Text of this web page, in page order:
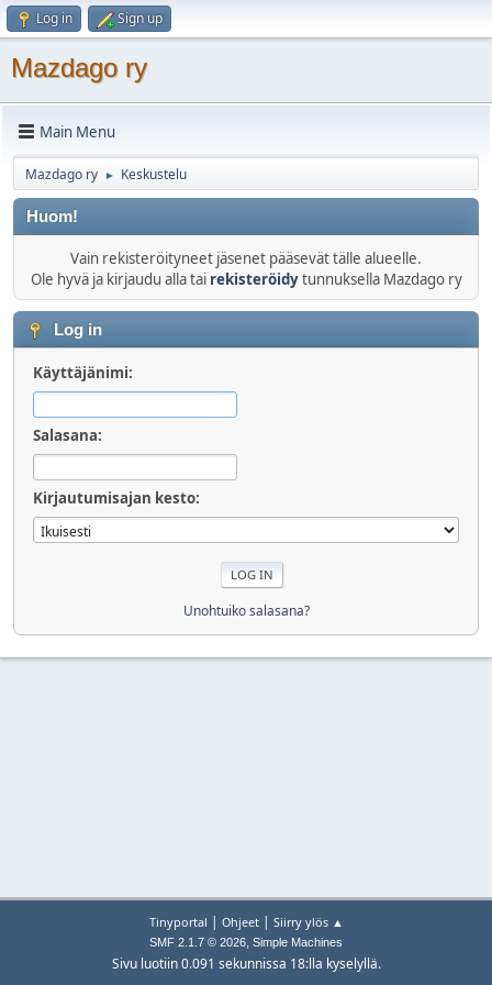
Log in Sign up
Mazdago ry
Main Menu
Mazdago ry ► Keskustelu
Huom!
Vain rekisteröityneet jäsenet pääsevät tälle alueelle.
Ole hyvä ja kirjaudu alla tai rekisteröidytunnuksella Mazdago ry
Log in
Käyttäjänimi:
Salasana:
Kirjautumisajan kesto:
Unohtuiko salasana?
Tinyportal | Ohjeet| Siirry ylös ▲
SMF 2.1.7 © 2026, Simple Machines
Sivu luotiin 0.091 sekunnissa 18:lla kyselyllä.